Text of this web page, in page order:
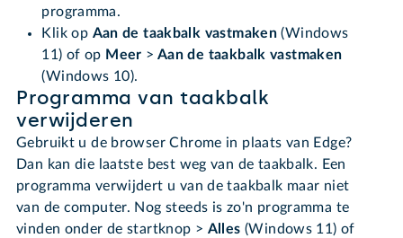
programma.
Klik op Aan de taakbalk vastmaken (Windows
11) of op Meer > Aan de taakbalk vastmaken
(Windows 10).
Programma van taakbalk
verwijderen
Gebruikt u de browser Chrome in plaats van Edge?
Dan kan die laatste best weg van de taakbalk. Een
programma verwijdert u van de taakbalk maar niet
van de computer. Nog steeds is zo'n programma te
vinden onder de startknop > Alles (Windows 11) of